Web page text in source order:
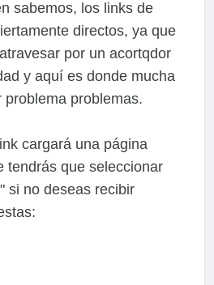
sabemos, los links de
directos, ya que
por un acortqdor
y aquí es donde mucha
problemas.
cargará una página
tendrás que seleccionar
si no deseas recibir